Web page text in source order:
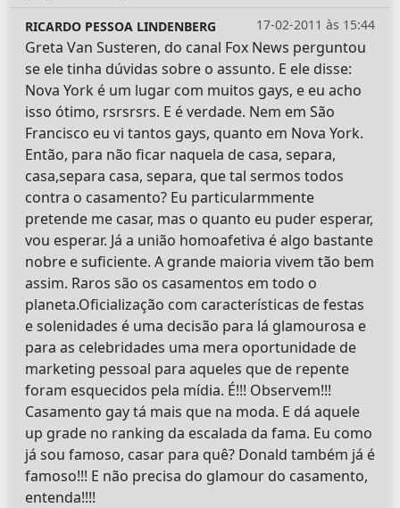
17-02-2011 às 15:44
RICARDO PESSOA LINDENBERG
Greta Van Susteren, do canal Fox News perguntou
se ele tinha dúvidas sobre o assunto. E ele disse:
Nova York é um lugar com muitos gays, e eu acho
isso ótimo, rsrsrsrs. E é verdade. Nem em São
Francisco eu vi tantos gays, quanto em Nova York.
Então, para não ficar naquela de casa, separa,
casa,separa casa, separa, que tal sermos todos
contra o casamento? Eu particularmmente
pretende me casar, mas o quanto eu puder esperar,
vou esperar. Já a união homoafetiva é algo bastante
nobre e suficiente. A grande maioria vivem tão bem
assim. Raros são os casamentos em todo o
planeta.Oficialização com características de festas
e solenidades é uma decisão para lá glamourosa e
para as celebridades uma mera oportunidade de
marketing pessoal para aqueles que de repente
foram esquecidos pela mídia. É!!! Observem!!!
Casamento gay tá mais que na moda. E dá aquele
up grade no ranking da escalada da fama. Eu como
já sou famoso, casar para quê? Donald também já é
famoso!!! E não precisa do glamour do casamento,
entenda!!!!